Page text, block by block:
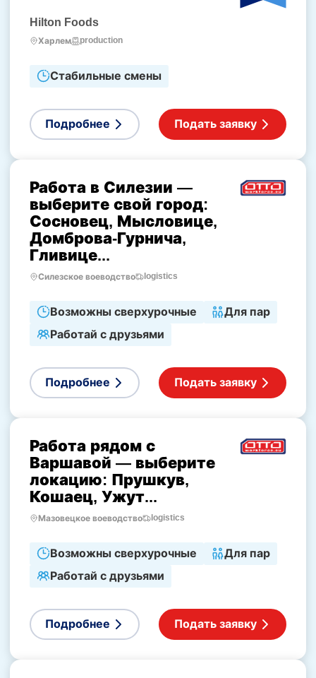
Hilton Foods
Харлем production
Стабильные смены
Подробнее Подать заявку
Работа в Силезии —
выберите свой город:
Сосновец, Мысловице,
Домброва-Гурнича,
Гливице...
Силезское воеводство logistics
Возможны сверхурочные
Для пар
Работай с друзьями
Подробнее Подать заявку
Работа рядом с
Варшавой — выберите
локацию: Прушкув,
Кошаец, Ужут...
Мазовецкое воеводство logistics
Возможны сверхурочные
Для пар
Работай с друзьями
Подробнее Подать заявку